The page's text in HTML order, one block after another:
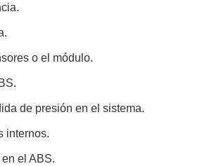
o el módulo.
de presión en el sistema.
internos.
el ABS.